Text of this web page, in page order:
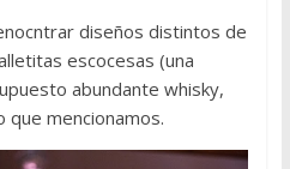
diseños distintos de
escocesas (una
abundante whisky,
mencionamos.